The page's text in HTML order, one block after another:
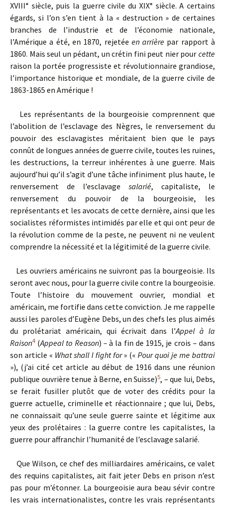
XVIII° siècle, puis la guerre civile du XIX° siècle. A certains
égards, si l’on s’en tient à la « destruction » de certaines
branches de l’industrie et de l’économie nationale,
l’Amérique a été, en 1870, rejetée en arrière par rapport à
1860. Mais seul un pédant, un crétin fini peut nier pour cette
raison la portée progressiste et révolutionnaire grandiose,
l’importance historique et mondiale, de la guerre civile de
1863-1865 en Amérique !
Les représentants de la bourgeoisie comprennent que
l’abolition de l’esclavage des Nègres, le renversement du
pouvoir des esclavagistes méritaient bien que le pays
connût de longues années de guerre civile, toutes les ruines,
les destructions, la terreur inhérentes à une guerre. Mais
aujourd’hui qu’il s’agit d’une tâche infiniment plus haute, le
renversement de l’esclavage salarié, capitaliste, le
renversement du pouvoir de la bourgeoisie, les
représentants et les avocats de cette dernière, ainsi que les
socialistes réformistes intimidés par elle et qui ont peur de
la révolution comme de la peste, ne peuvent ni ne veulent
comprendre la nécessité et la légitimité de la guerre civile.
Les ouvriers américains ne suivront pas la bourgeoisie. Ils
seront avec nous, pour la guerre civile contre la bourgeoisie.
Toute l’histoire du mouvement ouvrier, mondial et
américain, me fortifie dans cette conviction. Je me rappelle
aussi les paroles d’Eugène Debs, un des chefs les plus aimés
du prolétariat américain, qui écrivait dans l’Appel à la
Raison4 (Appeal to Reason) –à la fin de 1915, je crois – dans
son article « What shall I fight for» («Pour quoi je me battrai
»), (j’ai cité cet article au début de 1916 dans une réunion
publique ouvrière tenue à Berne, en Suisse)5, – que lui, Debs,
se ferait fusiller plutôt que de voter des crédits pour la
guerre actuelle, criminelle et réactionnaire ; que lui, Debs,
ne connaissait qu’une seule guerre sainte et légitime aux
yeux des prolétaires : la guerre contre les capitalistes, la
guerre pour affranchir l’humanité de l’esclavage salarié.
Que Wilson, ce chef des milliardaires américains, ce valet
des requins capitalistes, ait fait jeter Debs en prison n’est
pas pour m’étonner. La bourgeoisie aura beau sévir contre
les vrais internationalistes, contre les vrais représentants